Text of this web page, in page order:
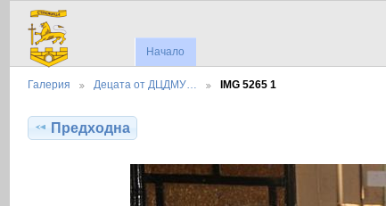
Начало
Галерия Децата от ДЦДМУ… IMG 5265 1
Предходна